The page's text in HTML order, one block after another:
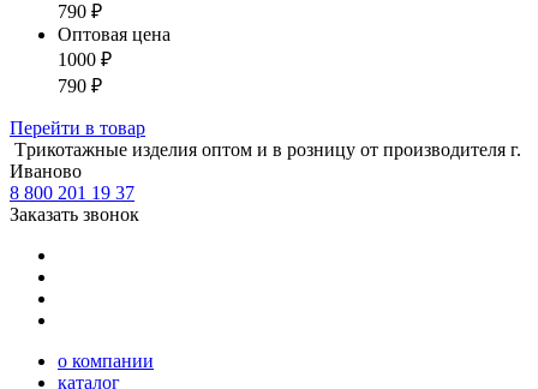
790 ₽
Оптовая цена
1000 ₽
790 ₽
Перейти в товар
Tрикотажные изделия оптом и в розницу от производителя г.
Иваново
8 800 201 19 37
Заказать звонок
о компании
каталог